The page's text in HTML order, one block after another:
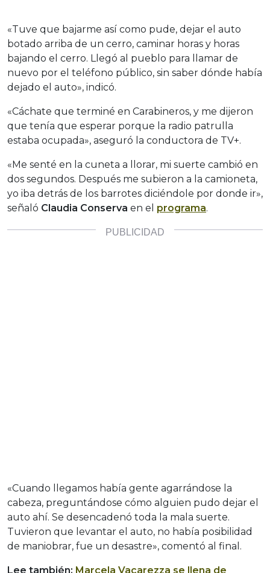
«Tuve que bajarme así como pude, dejar el auto
botado arriba de un cerro, caminar horas y horas
bajando el cerro. Llegó al pueblo para llamar de
nuevo por el teléfono público, sin saber dónde había
dejado el auto», indicó.
«Cáchate que terminé en Carabineros, y me dijeron
que tenía que esperar porque la radio patrulla
estaba ocupada», aseguró la conductora de TV+.
«Me senté en la cuneta a llorar, mi suerte cambió en
dos segundos. Después me subieron a la camioneta,
yo iba detrás de los barrotes diciéndole por donde ir»,
señaló Claudia Conserva en el programa.
«Cuando llegamos había gente agarrándose la
cabeza, preguntándose cómo alguien pudo dejar el
auto ahí. Se desencadenó toda la mala suerte.
Tuvieron que levantar el auto, no había posibilidad
de maniobrar, fue un desastre», comentó al final.
Lee también: Marcela Vacarezza se llena de